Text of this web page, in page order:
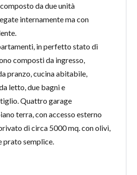
da due unità
internamente ma con
in perfetto stato di
composti da ingresso,
pranzo, cucina abitabile,
letto, due bagni e
Quattro garage
terra, con accesso esterno
di circa 5000 mq. con olivi,
prato semplice.